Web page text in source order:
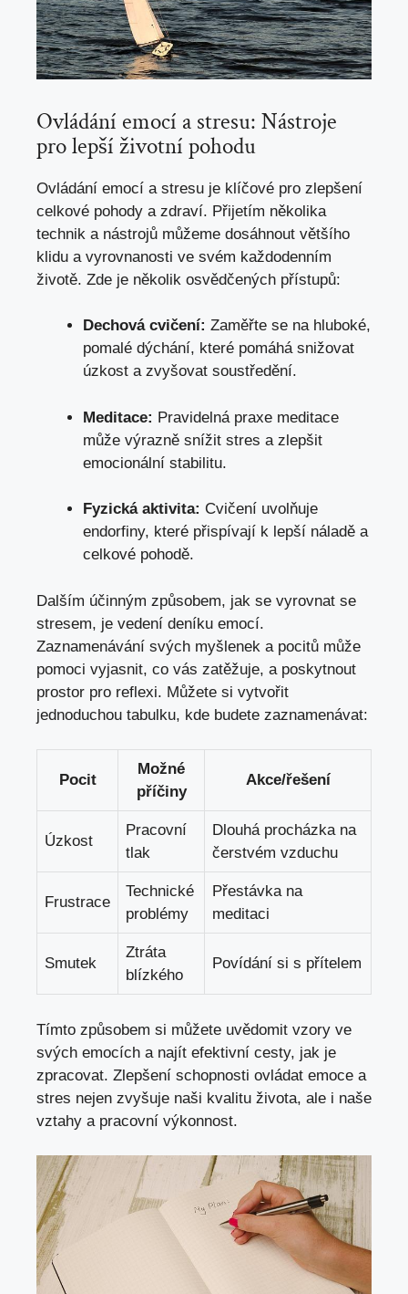
Ovládání emocí a stresu: Nástroje
pro lepší životní pohodu
Ovládání emocí a stresu je klíčové pro zlepšení
celkové pohody a zdraví. Přijetím několika
technik a nástrojů můžeme dosáhnout většího
klidu a vyrovnanosti ve svém každodenním
životě. Zde je několik osvědčených přístupů:
Dechová cvičení: Zaměřte se na hluboké,
pomalé dýchání, které pomáhá snižovat
úzkost a zvyšovat soustředění.
Meditace: Pravidelná praxe meditace
může výrazně snížit stres a zlepšit
emocionální stabilitu.
Fyzická aktivita: Cvičení uvolňuje
endorfiny, které přispívají k lepší náladě a
celkové pohodě.
Dalším účinným způsobem, jak se vyrovnat se
stresem, je vedení deníku emocí.
Zaznamenávání svých myšlenek a pocitů může
pomoci vyjasnit, co vás zatěžuje, a poskytnout
prostor pro reflexi. Můžete si vytvořit
jednoduchou tabulku, kde budete zaznamenávat:
Pocit
Možné
příčiny
Akce/řešení
Úzkost
Pracovní
tlak
Dlouhá procházka na
čerstvém vzduchu
Frustrace
Technické
problémy
Přestávka na
meditaci
Smutek
Ztráta
blízkého
Povídání si s přítelem
Tímto způsobem si můžete uvědomit vzory ve
svých emocích a najít efektivní cesty, jak je
zpracovat. Zlepšení schopnosti ovládat emoce a
stres nejen zvyšuje naši kvalitu života, ale i naše
vztahy a pracovní výkonnost.